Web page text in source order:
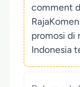
comment
promosi di
Indonesia